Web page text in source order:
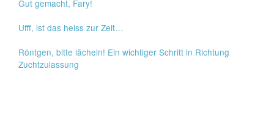
Gut gemacht, Fary!
Ufff, ist das heiss zur Zeit…
Röntgen, bitte lächeln! Ein wichtiger Schritt in Richtung
Zuchtzulassung